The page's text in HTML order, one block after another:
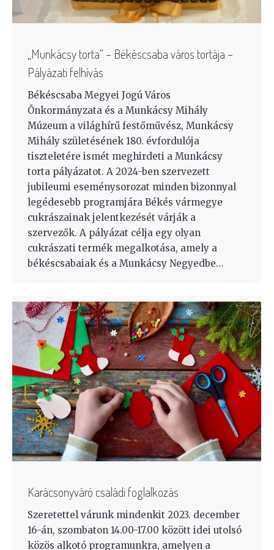
„Munkácsy torta” – Békéscsaba város tortája –
Pályázati felhívás
Békéscsaba Megyei Jogú Város
Önkormányzata és a Munkácsy Mihály
Múzeum a világhírű festőművész, Munkácsy
Mihály születésének 180. évfordulója
tiszteletére ismét meghirdeti a Munkácsy
torta pályázatot. A 2024-ben szervezett
jubileumi eseménysorozat minden bizonnyal
legédesebb programjára Békés vármegye
cukrászainak jelentkezését várják a
szervezők. A pályázat célja egy olyan
cukrászati termék megalkotása, amely a
békéscsabaiak és a Munkácsy Negyedbe…
Karácsonyváró családi foglalkozás
Szeretettel várunk mindenkit 2023. december
16-án, szombaton 14.00-17.00 között idei utolsó
közös alkotó programunkra, amelyen a